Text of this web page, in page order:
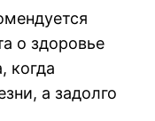
о здоровье
когда
а задолго